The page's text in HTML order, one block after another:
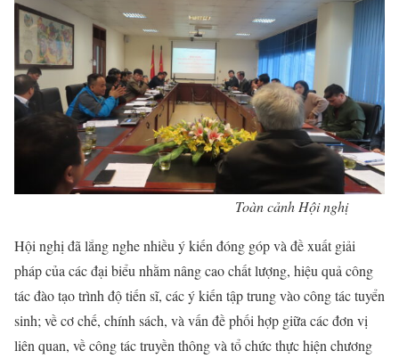
Toàn cảnh Hội nghị
Hội nghị đã lắng nghe nhiều ý kiến đóng góp và đề xuất giải
pháp của các đại biểu nhằm nâng cao chất lượng, hiệu quả công
tác đào tạo trình độ tiến sĩ, các ý kiến tập trung vào công tác tuyển
sinh; về cơ chế, chính sách, và vấn đề phối hợp giữa các đơn vị
liên quan, về công tác truyền thông và tổ chức thực hiện chương